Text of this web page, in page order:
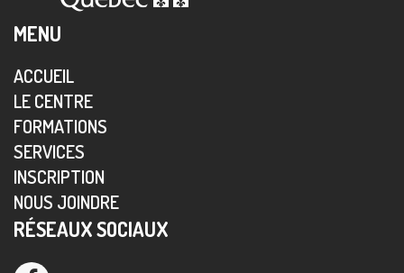
MENU
ACCUEIL
LE CENTRE
FORMATIONS
SERVICES
INSCRIPTION
NOUS JOINDRE
RÉSEAUX SOCIAUX